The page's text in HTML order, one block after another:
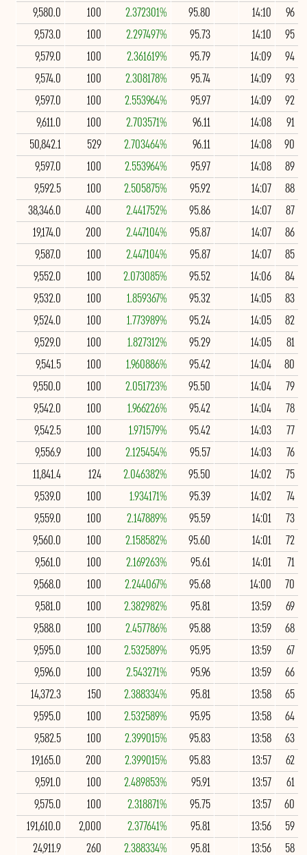
96
14:10
95.80
2.372301%
100
9,580.0
95
14:10
95.73
2.297497%
100
9,573.0
94
14:09
95.79
2.361619%
100
9,579.0
93
14:09
95.74
2.308178%
100
9,574.0
92
14:09
95.97
2.553964%
100
9,597.0
91
14:08
96.11
2.703571%
100
9,611.0
90
14:08
96.11
2.703464%
529
50,842.1
89
14:08
95.97
2.553964%
100
9,597.0
88
14:07
95.92
2.505875%
100
9,592.5
87
14:07
95.86
2.441752%
400
38,346.0
86
14:07
95.87
2.447104%
200
19,174.0
85
14:07
95.87
2.447104%
100
9,587.0
84
14:06
95.52
2.073085%
100
9,552.0
83
14:05
95.32
1.859367%
100
9,532.0
82
14:05
95.24
1.773989%
100
9,524.0
81
14:05
95.29
1.827312%
100
9,529.0
80
14:04
95.42
1.960886%
100
9,541.5
79
14:04
95.50
2.051723%
100
9,550.0
78
14:04
95.42
1.966226%
100
9,542.0
77
14:03
95.42
1.971579%
100
9,542.5
76
14:03
95.57
2.125454%
100
9,556.9
75
14:02
95.50
2.046382%
124
11,841.4
74
14:02
95.39
1.934171%
100
9,539.0
73
14:01
95.59
2.147889%
100
9,559.0
72
14:01
95.60
2.158582%
100
9,560.0
71
14:01
95.61
2.169263%
100
9,561.0
70
14:00
95.68
2.244067%
100
9,568.0
69
13:59
95.81
2.382982%
100
9,581.0
68
13:59
95.88
2.457786%
100
9,588.0
67
13:59
95.95
2.532589%
100
9,595.0
66
13:59
95.96
2.543271%
100
9,596.0
65
13:58
95.81
2.388334%
150
14,372.3
64
13:58
95.95
2.532589%
100
9,595.0
63
13:58
95.83
2.399015%
100
9,582.5
62
13:57
95.83
2.399015%
200
19,165.0
61
13:57
95.91
2.489853%
100
9,591.0
60
13:57
95.75
2.318871%
100
9,575.0
59
13:56
95.81
2.377641%
2,000
191,610.0
58
13:56
95.81
2.388334%
260
24,911.9